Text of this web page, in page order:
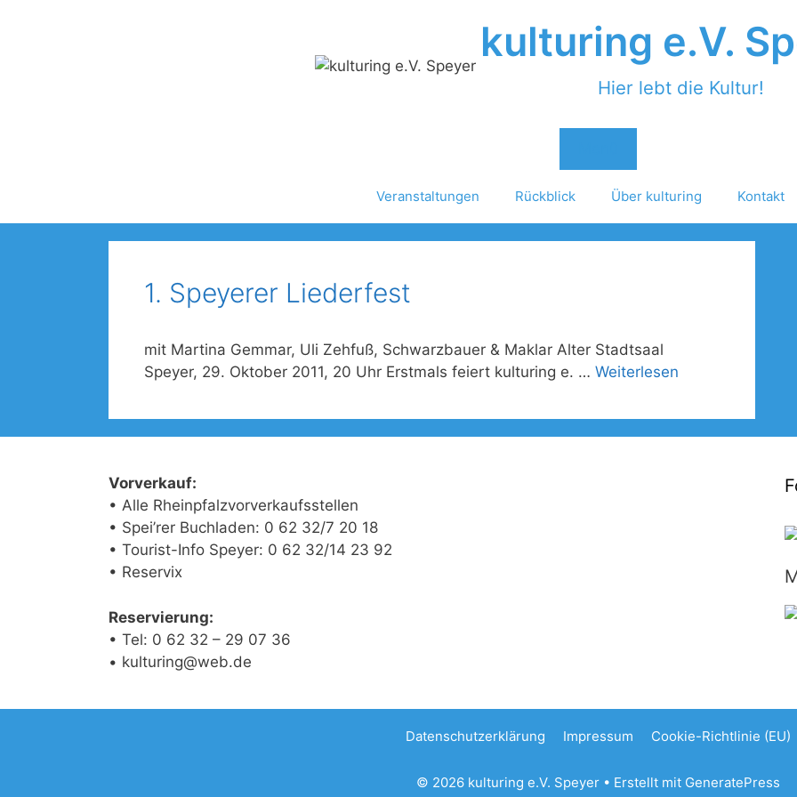
kulturing e.V.
Hier lebt die Kultur!
Veranstaltungen Rückblick Über kulturing Kontakt
1. Speyerer Liederfest
mit Martina Gemmar, Uli Zehfuß, Schwarzbauer & Maklar Alter Stadtsaal
Speyer, 29. Oktober 2011, 20 Uhr Erstmals feiert kulturing e. … Weiterlesen
Vorverkauf:
• Alle Rheinpfalzvorverkaufsstellen
• Spei’rer Buchladen: 0 62 32/7 20 18
• Tourist-Info Speyer: 0 62 32/14 23 92
• Reservix
Reservierung:
• Tel: 0 62 32 – 29 07 36
• kulturing@web.de
Datenschutzerklärung Impressum Cookie-Richtlinie (EU)
© 2026 kulturing e.V. Speyer• Erstellt mit GeneratePress